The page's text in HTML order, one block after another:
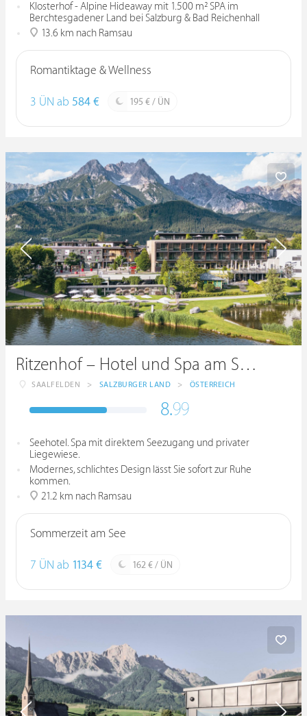
Klosterhof - Alpine Hideaway mit 1.500 m² SPA im
Berchtesgadener Land bei Salzburg & Bad Reichenhall
13.6 km nach Ramsau
Romantiktage & Wellness
3 ÜN ab 584 € 195 € / ÜN
Ritzenhof – Hotel und Spa am See ****S
SAALFELDEN > SALZBURGER LAND > ÖSTERREICH
8.99
Seehotel. Spa mit direktem Seezugang und privater
Liegewiese.
Modernes, schlichtes Design lässt Sie sofort zur Ruhe
kommen.
21.2 km nach Ramsau
Sommerzeit am See
7 ÜN ab 1134 € 162 € / ÜN